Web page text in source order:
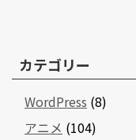
カテゴリー
WordPress (8)
アニメ (104)